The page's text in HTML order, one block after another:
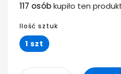
117 osóbkupiło ten
Ilość sztuk
1 szt